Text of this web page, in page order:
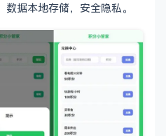
据本地存储，安全隐私。